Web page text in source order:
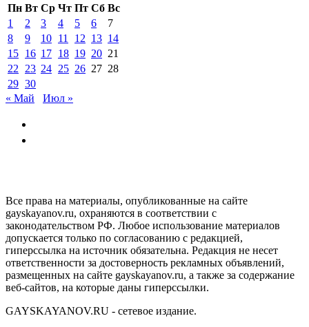
Пн Вт Ср Чт Пт Сб Вс
1
2 3 4 5 6
7
8
9 10 11 12 13 14
15 16 17 18 19 20 21
22
23 24 25 26 27 28
29 30
« Май
Июл »
Все права на материалы, опубликованные на сайте
gayskayanov.ru, охраняются в соответствии с
законодательством РФ. Любое использование материалов
допускается только по согласованию с редакцией,
гиперссылка на источник обязательна. Редакция не несет
ответственности за достоверность рекламных объявлений,
размещенных на сайте gayskayanov.ru, а также за содержание
веб-сайтов, на которые даны гиперссылки.
GAYSKAYANOV.RU - сетевое издание.